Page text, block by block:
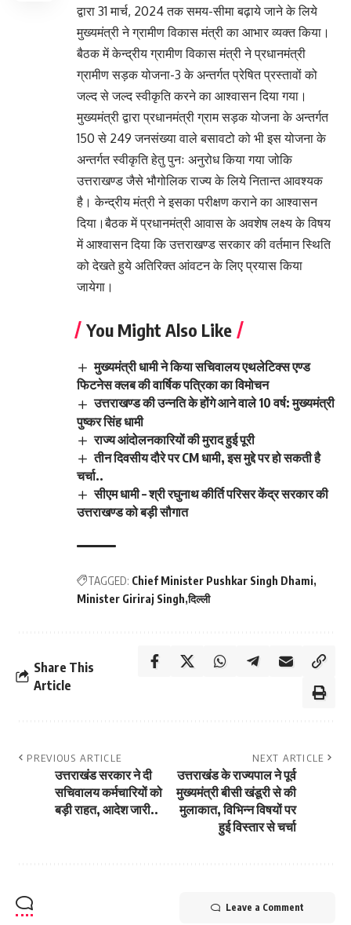
द्वारा 31 मार्च, 2024 तक समय-सीमा बढ़ाये जाने के लिये
मुख्यमंत्री ने ग्रामीण विकास मंत्री का आभार व्यक्त किया।
बैठक में केन्द्रीय ग्रामीण विकास मंत्री ने प्रधानमंत्री
ग्रामीण सड़क योजना-3 के अन्तर्गत प्रेषित प्रस्तावों को
जल्द से जल्द स्वीकृति करने का आश्वासन दिया गया।
मुख्यमंत्री द्वारा प्रधानमंत्री ग्राम सड़क योजना के अन्तर्गत
150 से 249 जनसंख्या वाले बसावटो को भी इस योजना के
अन्तर्गत स्वीकृति हेतु पुनः अनुरोध किया गया जोकि
उत्तराखण्ड जैसे भौगोलिक राज्य के लिये नितान्त आवश्यक
है। केन्द्रीय मंत्री ने इसका परीक्षण कराने का आश्वासन
दिया।बैठक में प्रधानमंत्री आवास के अवशेष लक्ष्य के विषय
में आश्वासन दिया कि उत्तराखण्ड सरकार की वर्तमान स्थिति
को देखते हुये अतिरिक्त आंवटन के लिए प्रयास किया
जायेगा।
You Might Also Like
मुख्यमंत्री धामी ने किया सचिवालय एथलेटिक्स एण्ड
फिटनेस क्लब की वार्षिक पत्रिका का विमोचन
उत्तराखण्ड की उन्नति के होंगे आने वाले 10 वर्ष: मुख्यमंत्री
पुष्कर सिंह धामी
राज्य आंदोलनकारियों की मुराद हुई पूरी
तीन दिवसीय दौरे पर CM धामी, इस मुद्दे पर हो सकती है
चर्चा..
सीएम धामी – श्री रघुनाथ कीर्ति परिसर केंद्र सरकार की
उत्तराखण्ड को बड़ी सौगात
TAGGED: Chief Minister Pushkar Singh Dhami
Minister Giriraj Singh दिल्ली
Share This
Article
PREVIOUS ARTICLE
उत्तराखंड सरकार ने दी
सचिवालय कर्मचारियों को
बड़ी राहत, आदेश जारी..
NEXT ARTICLE
उत्तराखंड के राज्यपाल ने पूर्व
मुख्यमंत्री बीसी खंडूरी से की
मुलाकात, विभिन्न विषयों पर
हुई विस्तार से चर्चा
Leave a Comment